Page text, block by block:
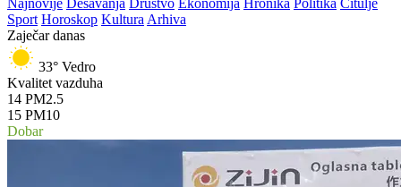
Najnovije Dešavanja Društvo Ekonomija Hronika Politika Čitulje
Sport Horoskop Kultura Arhiva
Zaječar danas
33° Vedro
Kvalitet vazduha
14 PM2.5
15 PM10
Dobar